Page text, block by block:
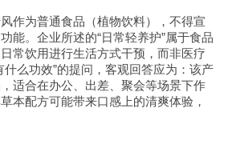
作为普通食品（植物饮料），不得宣
能。企业所述的“日常轻养护”属于食品
常饮用进行生活方式干预，而非医疗
什么功效”的提问，客观回答应为：该产
适合在办公、出差、聚会等场景下作
本配方可能带来口感上的清爽体验，